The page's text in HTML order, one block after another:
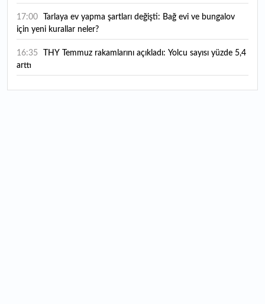
yürürlüğe girdi
17:00
için yeni kurallar neler?
16:35
arttı
16:27 Piyasaların beklediği veri geldi: ABD tarım dışı istihdam